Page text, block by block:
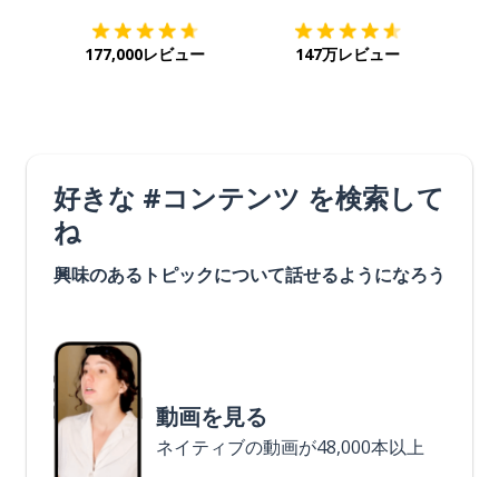
177,000レビュー 147万レビュー
好きな #コンテンツ を検索して
ね
興味のあるトピックについて話せるようになろう
動画を見る
ネイティブの動画が48,000本以上